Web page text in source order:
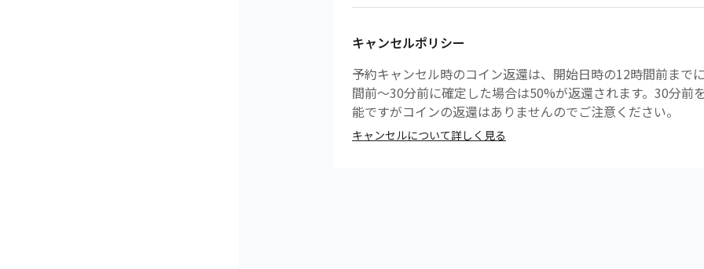
キャンセルポリシー
予約キャンセル時のコイン返還は、開始日時の12時間前まで
間前〜30分前に確定した場合は50%が返還されます。30分前
能ですがコインの返還はありませんのでご注意ください。
キャンセルについて詳しく見る